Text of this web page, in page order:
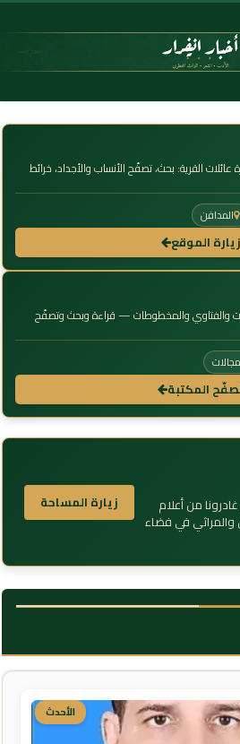
القرية: بحث، تصفّح الأنساب والأجداد، خرائط
المدافن
زيارة الموقع
والفتاوي والمخطوطات — قراءة وبحث وتصفّح
المكتبة
من أعلام
والمراثي في فضاء
زيارة المساحة